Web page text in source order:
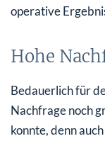
operative
Hohe
Bedauerlich für
Nachfrage noch
konnte, denn